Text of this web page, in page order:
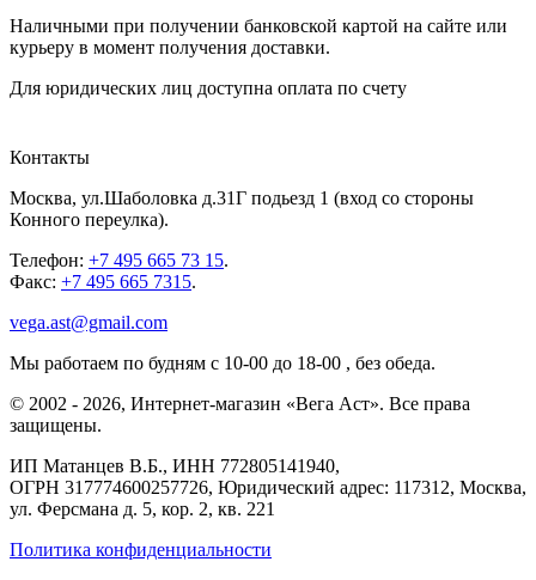
Наличными при получении банковской картой на сайте или
курьеру в момент получения доставки.
Для юридических лиц доступна оплата по счету
Контакты
Москва, ул.Шаболовка д.31Г подьезд 1 (вход со стороны
Конного переулка).
Телефон: +7 495 665 73 15.
Факс: +7 495 665 7315.
vega.ast@gmail.com
Мы работаем по будням с 10-00 до 18-00 , без обеда.
© 2002 - 2026, Интернет-магазин «Вега Аст». Все права
защищены.
ИП Матанцев В.Б., ИНН 772805141940,
ОГРН 317774600257726, Юридический адрес: 117312, Москва,
ул. Ферсмана д. 5, кор. 2, кв. 221
Политика конфиденциальности